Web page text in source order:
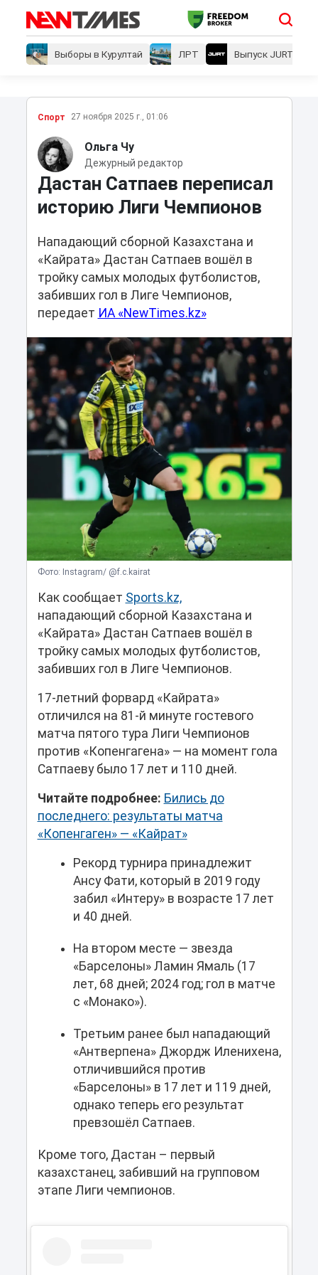
Выборы в Курултай ЛРТ Выпуск JURT
Спорт 27 ноября 2025 г., 01:06
Ольга Чу
Дежурный редактор
Дастан Сатпаев переписал
историю Лиги Чемпионов
Нападающий сборной Казахстана и
«Кайрата» Дастан Сатпаев вошёл в
тройку самых молодых футболистов,
забивших гол в Лиге Чемпионов,
передает ИА «NewTimes.kz»
Фото: Instagram/ @f.c.kairat
Как сообщает Sports.kz,
нападающий сборной Казахстана и
«Кайрата» Дастан Сатпаев вошёл в
тройку самых молодых футболистов,
забивших гол в Лиге Чемпионов.
17-летний форвард «Кайрата»
отличился на 81-й минуте гостевого
матча пятого тура Лиги Чемпионов
против «Копенгагена» — на момент гола
Сатпаеву было 17 лет и 110 дней.
Читайте подробнее: Бились до
последнего: результаты матча
«Копенгаген» — «Кайрат»
Рекорд турнира принадлежит
Ансу Фати, который в 2019 году
забил «Интеру» в возрасте 17 лет
и 40 дней.
На втором месте — звезда
«Барселоны» Ламин Ямаль (17
лет, 68 дней; 2024 год; гол в матче
с «Монако»).
Третьим ранее был нападающий
«Антверпена» Джордж Иленихена,
отличившийся против
«Барселоны» в 17 лет и 119 дней,
однако теперь его результат
превзошёл Сатпаев.
Кроме того, Дастан – первый
казахстанец, забивший на групповом
этапе Лиги чемпионов.